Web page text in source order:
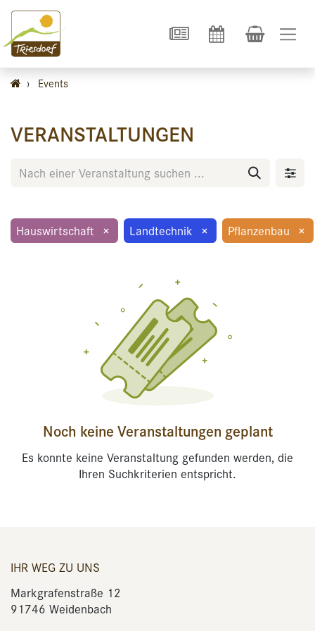
› Events
VERANSTALTUNGEN
Hauswirtschaft × Landtechnik × Pflanzenbau ×
Noch keine Veranstaltungen geplant
Es konnte keine Veranstaltung gefunden werden, die
Ihren Suchkriterien entspricht.
IHR WEG ZU UNS
Markgrafenstraße 12
91746 Weidenbach